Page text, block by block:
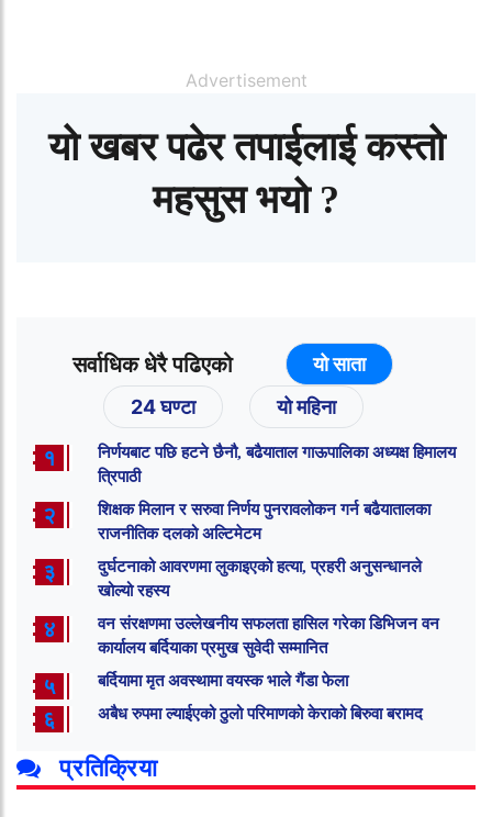
Advertisement
यो खबर पढेर तपाईलाई कस्तो
महसुस भयो ?
सर्वाधिक धेरै पढिएको
यो साता
24 घण्टा
यो महिना
१
निर्णयबाट पछि हटने छैनौ, बढैयाताल गाऊपालिका अध्यक्ष हिमालय
त्रिपाठी
२
शिक्षक मिलान र सरुवा निर्णय पुनरावलोकन गर्न बढैयातालका
राजनीतिक दलको अल्टिमेटम
३
दुर्घटनाको आवरणमा लुकाइएको हत्या, प्रहरी अनुसन्धानले
खोल्यो रहस्य
४
वन संरक्षणमा उल्लेखनीय सफलता हासिल गरेका डिभिजन वन
कार्यालय बर्दियाका प्रमुख सुवेदी सम्मानित
५ बर्दियामा मृत अवस्थामा वयस्क भाले गैंडा फेला
६ अबैध रुपमा ल्याईएको ठुलो परिमाणको केराको बिरुवा बरामद
प्रतिक्रिया